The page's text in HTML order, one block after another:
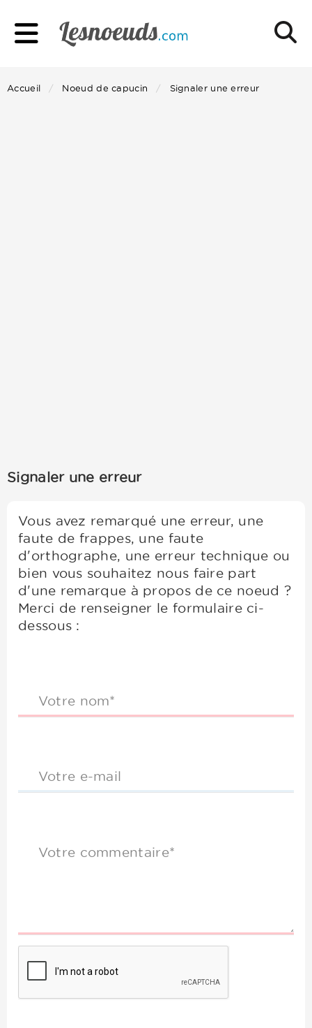
Accueil Noeud de capucin Signaler une erreur
Signaler une erreur
Vous avez remarqué une erreur, une
faute de frappes, une faute
d'orthographe, une erreur technique ou
bien vous souhaitez nous faire part
d'une remarque à propos de ce noeud ?
Merci de renseigner le formulaire ci-
dessous :
Votre nom*
Votre e-mail
Votre commentaire*